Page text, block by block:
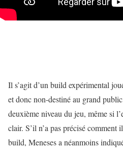
Il s’agit d’un build expérimental
et donc non-destiné au grand
deuxième niveau du jeu, même si
clair. S’il n’a pas précisé comment
build, Meneses a néanmoins